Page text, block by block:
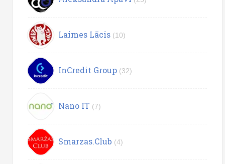
Laimes Lācis (10)
InCredit Group (32)
Nano IT (7)
Smarzas.Club (4)